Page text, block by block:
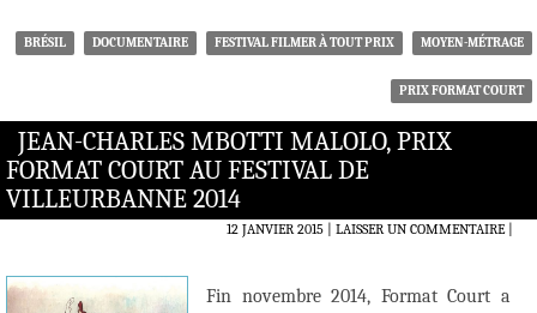
BRÉSIL DOCUMENTAIRE FESTIVAL FILMER À TOUT PRIX MOYEN-MÉTRAGE
PRIX FORMAT COURT
JEAN-CHARLES MBOTTI MALOLO, PRIX
FORMAT COURT AU FESTIVAL DE
VILLEURBANNE 2014
12 JANVIER 2015 LAISSER UN COMMENTAIRE|
Fin novembre 2014, Format Court a